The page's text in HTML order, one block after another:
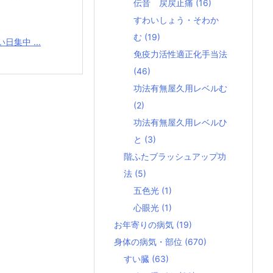
日集中 ...
伝音 戻戻止痛 (16)
すわいしょう・そわか
む (19)
免疫力活性適正化手当法
(46)
功法有無屋久用レベルむ
(2)
功法有無屋久用レベルひ
と (3)
階ふたブラッシュアップ功
法 (5)
五色光 (1)
心眼光 (1)
お年寄りの病気 (19)
身体の病気・部位 (670)
すい臓 (63)